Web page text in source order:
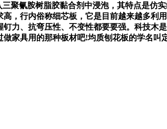
聚氰胺树脂胶黏合剂中浸泡，其特点是
，行内俗称细芯板，它是目前越来越多利
力、抗弯压性、不变性都要要强。科技
家具用的那种板材吧!均质刨花板的学名叫